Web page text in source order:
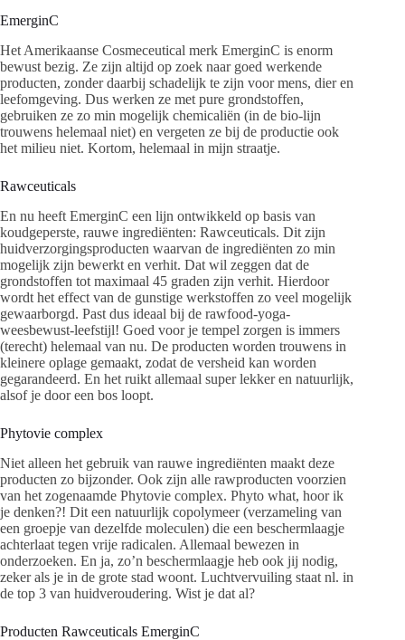
EmerginC
Het Amerikaanse Cosmeceutical merk EmerginC is enorm
bewust bezig. Ze zijn altijd op zoek naar goed werkende
producten, zonder daarbij schadelijk te zijn voor mens, dier en
leefomgeving. Dus werken ze met pure grondstoffen,
gebruiken ze zo min mogelijk chemicaliën (in de bio-lijn
trouwens helemaal niet) en vergeten ze bij de productie ook
het milieu niet. Kortom, helemaal in mijn straatje.
Rawceuticals
En nu heeft EmerginC een lijn ontwikkeld op basis van
koudgeperste, rauwe ingrediënten: Rawceuticals. Dit zijn
huidverzorgingsproducten waarvan de ingrediënten zo min
mogelijk zijn bewerkt en verhit. Dat wil zeggen dat de
grondstoffen tot maximaal 45 graden zijn verhit. Hierdoor
wordt het effect van de gunstige werkstoffen zo veel mogelijk
gewaarborgd. Past dus ideaal bij de rawfood-yoga-
weesbewust-leefstijl! Goed voor je tempel zorgen is immers
(terecht) helemaal van nu. De producten worden trouwens in
kleinere oplage gemaakt, zodat de versheid kan worden
gegarandeerd. En het ruikt allemaal super lekker en natuurlijk,
alsof je door een bos loopt.
Phytovie complex
Niet alleen het gebruik van rauwe ingrediënten maakt deze
producten zo bijzonder. Ook zijn alle rawproducten voorzien
van het zogenaamde Phytovie complex. Phyto what, hoor ik
je denken?! Dit een natuurlijk copolymeer (verzameling van
een groepje van dezelfde moleculen) die een beschermlaagje
achterlaat tegen vrije radicalen. Allemaal bewezen in
onderzoeken. En ja, zo’n beschermlaagje heb ook jij nodig,
zeker als je in de grote stad woont. Luchtvervuiling staat nl. in
de top 3 van huidveroudering. Wist je dat al?
Producten Rawceuticals EmerginC